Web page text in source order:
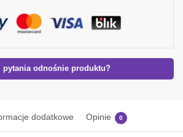
pytania odnośnie produktu?
dodatkowe Opinie 0